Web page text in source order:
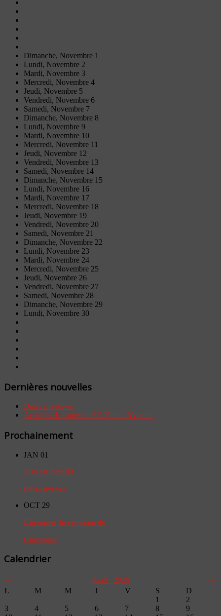
Dimanche, Novembre 1
Lundi, Novembre 2
Mardi, Novembre 3
Mercredi, Novembre 4
Jeudi, Novembre 5
Vendredi, Novembre 6
Samedi, Novembre 7
Dimanche, Novembre 8
Lundi, Novembre 9
Mardi, Novembre 10
Mercredi, Novembre 11
Jeudi, Novembre 12
Vendredi, Novembre 13
Samedi, Novembre 14
Dimanche, Novembre 15
Lundi, Novembre 16
Mardi, Novembre 17
Mercredi, Novembre 18
Jeudi, Novembre 19
Vendredi, Novembre 20
Samedi, Novembre 21
Dimanche, Novembre 22
Lundi, Novembre 23
Mardi, Novembre 24
Mercredi, Novembre 25
Jeudi, Novembre 26
Vendredi, Novembre 27
Samedi, Novembre 28
Dimanche, Novembre 29
Lundi, Novembre 30
Dernières nouvelles
Dates à réserver
Activités de l'antenne SE-Vaud d'Yverdon
Prochainement
JAN 01
A venir bientôt
Offres diverses
OCT 29
Enseigner la sauvegarde
Conférences
Calendrier
« < Août 2026 > »
L
M M J V S
D
1
2
3
4 5 6 7 8
9